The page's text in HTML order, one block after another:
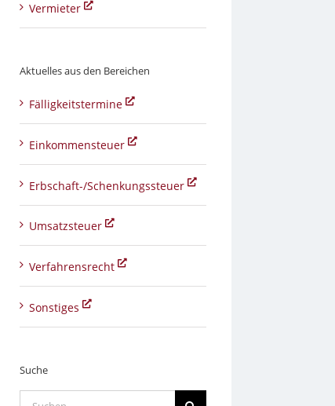
Vermieter
Aktuelles aus den Bereichen
Fälligkeitstermine
Einkommensteuer
Erbschaft-/Schenkungssteuer
Umsatzsteuer
Verfahrensrecht
Sonstiges
Suche
Suche